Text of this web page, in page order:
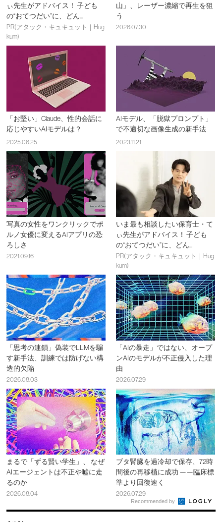
ぃ先生がアドバイス！ 子ども
の“おてつだい”に、どん...
PR(アタック・キュキュット｜Hug
kum)
山」、レーザー濃縮で再生を狙
う
2026.07.30
「お堅い」Claude、性的会話に
応じやすいAIモデルは？
2025.06.25
AIモデル、「脱獄プロンプト」
で不適切な画像生成の新手法
2023.11.21
写真の女性をワンクリックでポ
ルノ女優に変えるAIアプリの恐
ろしさ
2021.09.16
いま最も相談したい保育士・て
ぃ先生がアドバイス！ 子ども
の“おてつだい”に、どん...
PR(アタック・キュキュット｜Hug
kum)
「思考の連鎖」偽装でLLMを騙
す新手法、訓練では防げない構
造的欠陥
2026.08.03
「AIの暴走」ではない、オープ
ンAIのモデルが不正侵入した理
由
2026.07.29
まるで「ずる賢い学生」、 なぜ
AIエージェントは不正や嘘に走
るのか
2026.08.04
ブタ腎臓を過冷却で保存、72時
間後の再移植に成功 ——臨床標
準より回復速く
2026.07.29
Recommended by